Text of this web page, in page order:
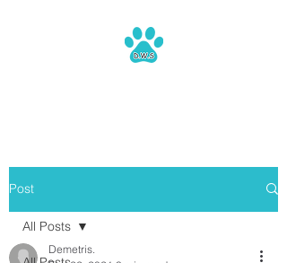
Post
All Posts
Demetris.